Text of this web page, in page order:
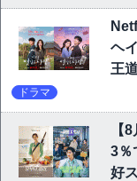
ヘ
王
ドラマ
【
3％
好